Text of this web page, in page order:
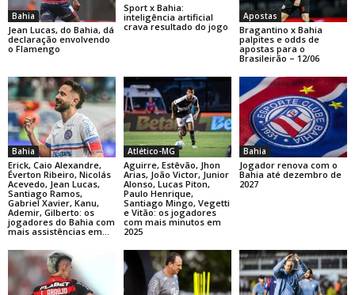
Bahia
Jean Lucas, do Bahia, dá
declaração envolvendo
o Flamengo
Sport x Bahia:
inteligência artificial
crava resultado do jogo
Apostas
Bragantino x Bahia
palpites e odds de
apostas para o
Brasileirão – 12/06
Bahia
Erick, Caio Alexandre,
Éverton Ribeiro, Nicolás
Acevedo, Jean Lucas,
Santiago Ramos,
Gabriel Xavier, Kanu,
Ademir, Gilberto: os
jogadores do Bahia com
mais assistências em...
Atlético-MG
Aguirre, Estêvão, Jhon
Arias, João Victor, Junior
Alonso, Lucas Piton,
Paulo Henrique,
Santiago Mingo, Vegetti
e Vitão: os jogadores
com mais minutos em
2025
Bahia
Jogador renova com o
Bahia até dezembro de
2027